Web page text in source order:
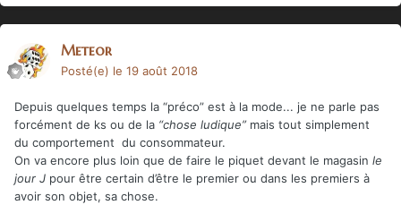
Meteor
Posté(e) le 19 août 2018
Depuis quelques temps la “préco” est à la mode... je ne parle pas
forcément de ks ou de la “chose ludique”mais tout simplement
du comportement du consommateur.
On va encore plus loin que de faire le piquet devant le magasin le
jour J pour être certain d’être le premier ou dans les premiers à
avoir son objet, sa chose.